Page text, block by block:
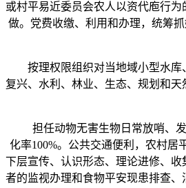
或村平易近委员会农人以资代庖行
做。党费收缴、利用和办理，统筹
按理权限组织对当地域小型水库、
复兴、水利、林业、生态、规划和
担任动物无害生物日常放哨、发
化率100%。公共交通便利，农村
下层宣传、认识形态、理论进修、
者的监视办理和食物平安现患排查